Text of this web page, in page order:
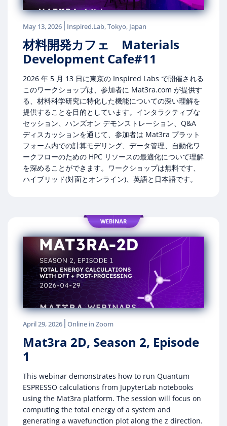
May 13, 2026 | Inspired.Lab, Tokyo, Japan
材料開発カフェ Materials
Development Cafe#11
2026 年 5 月 13 日に東京の Inspired Labs で開催される
このワークショップは、参加者に Mat3ra.com が提供す
る、材料科学研究に特化した機能についての深い理解を
提供することを目的としています。インタラクティブな
セッション、ハンズオン デモンストレーション、Q&A
ディスカッションを通じて、参加者は Mat3ra プラット
フォーム内での計算モデリング、データ管理、自動化ワ
ークフローのための HPC リソースの最適化について理解
を深めることができます。ワークショップは無料です、
ハイブリッド(対面とオンライン)、英語と日本語です。
April 29, 2026 | Online in Zoom
Mat3ra 2D, Season 2, Episode
1
This webinar demonstrates how to run Quantum
ESPRESSO calculations from JupyterLab notebooks
using the Mat3ra platform. The session will focus on
computing the total energy of a system and
generating a wavefunction plot along the z direction.